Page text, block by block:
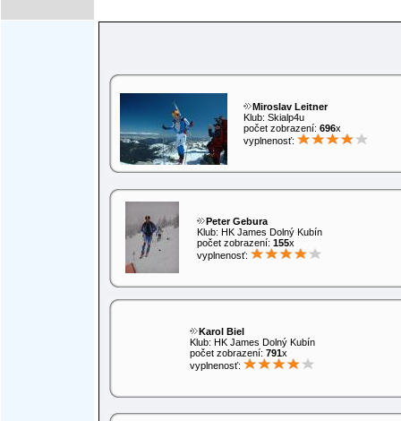
Miroslav Leitner
Klub: Skialp4u
počet zobrazení: 696x
vyplnenosť:
Peter Gebura
Klub: HK James Dolný Kubín
počet zobrazení: 155x
vyplnenosť:
Karol Biel
Klub: HK James Dolný Kubín
počet zobrazení: 791x
vyplnenosť: